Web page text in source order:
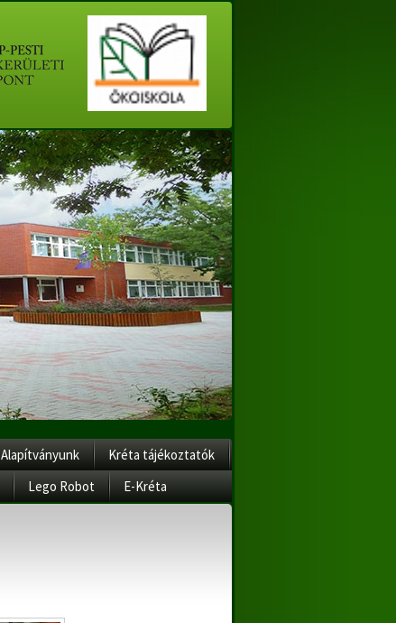
Alapítványunk
Kréta tájékoztatók
Lego Robot E-Kréta